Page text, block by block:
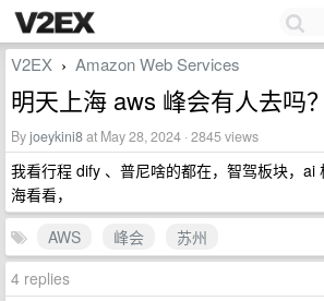
V2EX › Amazon Web Services
明天上海 aws 峰会有人去吗？
Byjoeykini8at May 28, 2024 · 2845 views
我看行程 dify 、普尼啥的都在，智驾板块，ai
海看看，
AWS
峰会
苏州
4 replies